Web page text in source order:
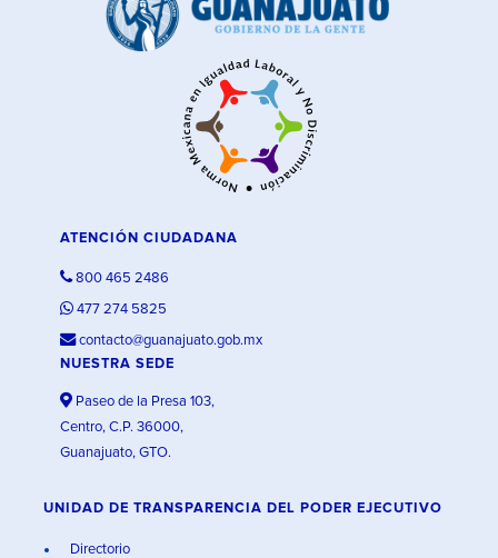
ATENCIÓN CIUDADANA
800 465 2486
477 274 5825
contacto@guanajuato.gob.mx
NUESTRA SEDE
Paseo de la Presa 103,
Centro, C.P. 36000,
Guanajuato, GTO.
UNIDAD DE TRANSPARENCIA DEL PODER EJECUTIVO
Directorio